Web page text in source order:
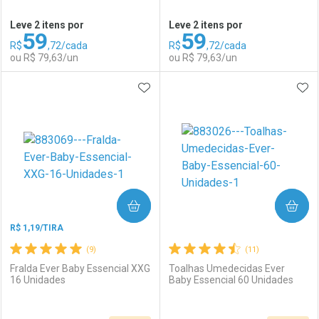
Comprar sem Desconto
Por R$ 33,19/cada
Comprar sem Desconto
Por R$ 33,19/cada
Comprar sem Desconto
Por R$ 37,27/cada
Comprar sem Desconto
Por R$ 37,27/cada
Leve 2 itens por
R$59,72/cada
ou R$ 79,63/un
Laboratório
Por Menos
Leve 2 itens por
R$59,72/cada
ou R$ 79,63/un
Laboratório
Por Menos
(9)
R$ 1,19/TIRA
Fralda Ever Baby Essencial XXG
16 Unidades
ADICIONAR AOS FAVORITOS
COMPRAR
(11)
Toalhas Umedecidas Ever
Baby Essencial 60 Unidades
COMPRAR